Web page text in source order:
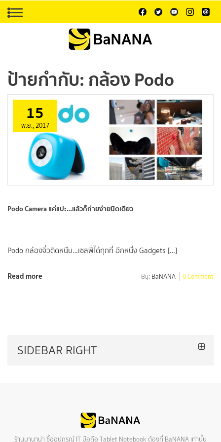
ป้ายกำกับ:กล้อง Podo
15
พ.ย., 2017
Podo Camera แค่แปะ…แล้วก็ถ่ายง่ายนิดเดียว
Podo กล้องจิ๋วติดหนึบ…เซลฟี่ได้ทุกที่ อีกหนึ่ง Gadgets […]
Read more By: BaNANA 0 Comment
SIDEBAR RIGHT
ร้านบานาน่า ซื้ออุปกรณ์ IT มือถือ Tablet Notebook ต้องที่ BaNANA เท่านั้น